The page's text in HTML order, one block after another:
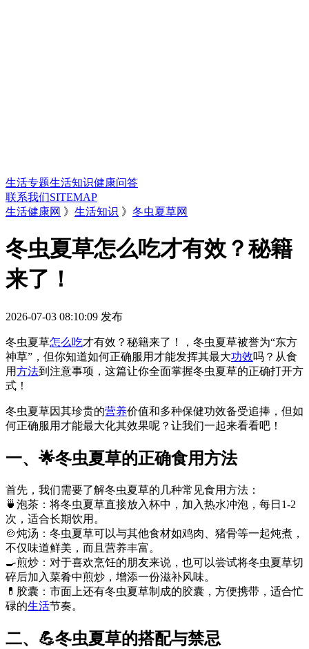
生活专题生活知识健康问答
联系我们SITEMAP
生活健康网 》 生活知识 》 冬虫夏草网
冬虫夏草怎么吃才有效？秘籍
来了！
2026-07-03 08:10:09 发布
冬虫夏草怎么吃才有效？秘籍来了！，冬虫夏草被誉为“东方
神草”，但你知道如何正确服用才能发挥其最大功效吗？从食
用方法到注意事项，这篇让你全面掌握冬虫夏草的正确打开方
式！
冬虫夏草因其珍贵的营养价值和多种保健功效备受追捧，但如
何正确服用才能最大化其效果呢？让我们一起来看看吧！
一、🌟冬虫夏草的正确食用方法
首先，我们需要了解冬虫夏草的几种常见食用方法：
🍵泡茶：将冬虫夏草直接放入杯中，加入热水冲泡，每日1-2
次，适合长期饮用。
🍲炖汤：冬虫夏草可以与其他食材如鸡肉、猪骨等一起炖煮，
不仅味道鲜美，而且营养丰富。
🍳煎炒：对于喜欢烹饪的朋友来说，也可以尝试将冬虫夏草切
碎后加入菜肴中煎炒，增添一份滋补风味。
💊胶囊：市面上还有冬虫夏草制成的胶囊，方便携带，适合忙
碌的生活节奏。
二、💪冬虫夏草的搭配与禁忌